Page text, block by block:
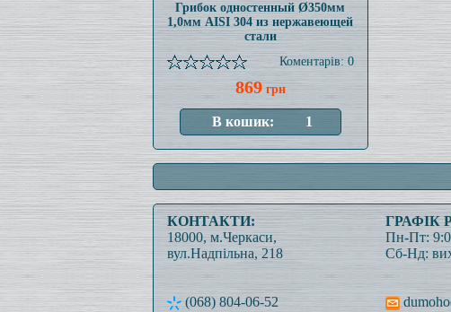
Грибок одностенный Ø350мм
1,0мм AISI 304 из нержавеющей
стали
Коментарів: 0
869грн
КОНТАКТИ:
18000, м.Черкаси,
вул.Надпільна, 218
(068) 804-06-52
ГРАФІК
Пн-Пт:
Сб-Нд: